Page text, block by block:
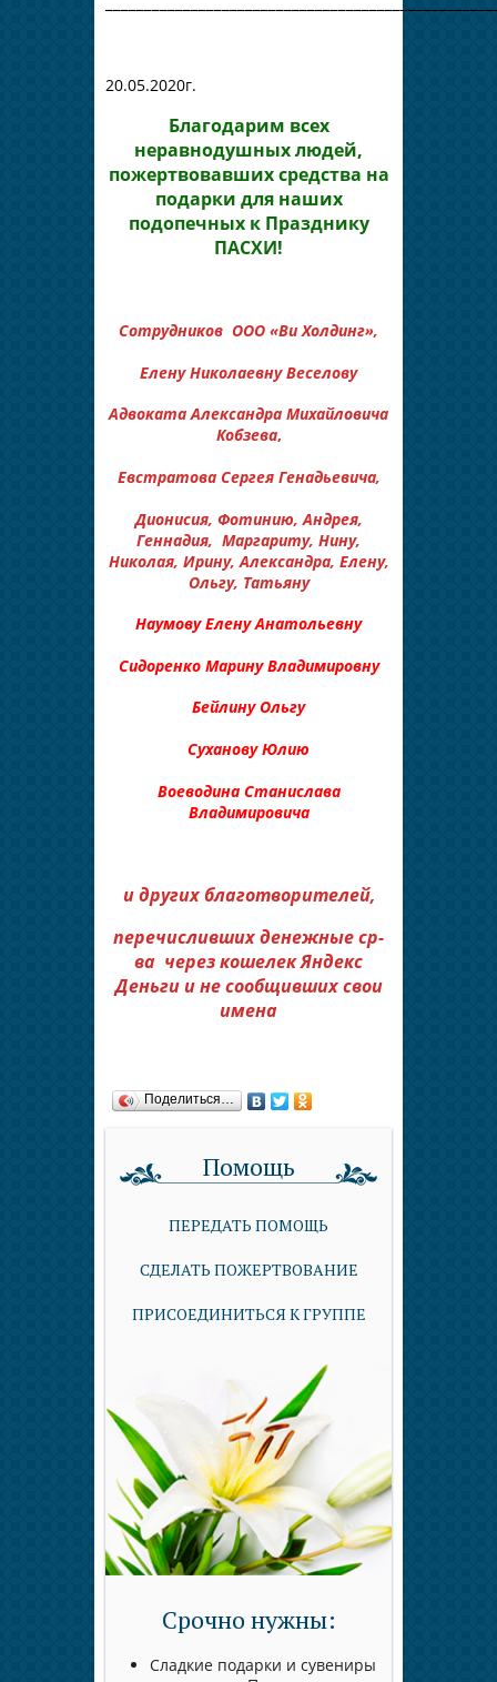
20.05.2020г.
Благодарим всех
неравнодушных людей,
пожертвовавших средства на
подарки для наших
подопечных к Празднику
ПАСХИ!
Сотрудников ООО «Ви Холдинг»,
Елену Николаевну Веселову
Адвоката Александра Михайловича
Кобзева,
Евстратова Сергея Генадьевича,
Дионисия, Фотинию, Андрея,
Геннадия, Маргариту, Нину,
Николая, Ирину, Александра, Елену,
Ольгу, Татьяну
Наумову Елену Анатольевну
Сидоренко Марину Владимировну
Бейлину Ольгу
Суханову Юлию
Воеводина Станислава
Владимировича
и других благотворителей,
перечисливших денежные ср-
ва через кошелек Яндекс
Деньги и не сообщивших свои
имена
Поделиться…
Помощь
ПЕРЕДАТЬ ПОМОЩЬ
СДЕЛАТЬ ПОЖЕРТВОВАНИЕ
ПРИСОЕДИНИТЬСЯ К ГРУППЕ
Срочно нужны:
Сладкие подарки и сувениры